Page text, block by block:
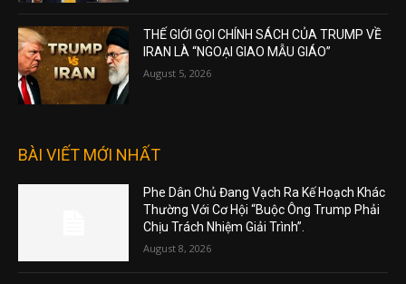
THẾ GIỚI GỌI CHÍNH SÁCH CỦA TRUMP VỀ
IRAN LÀ “NGOẠI GIAO MẪU GIÁO”
August 5, 2026
BÀI VIẾT MỚI NHẤT
Phe Dân Chủ Đang Vạch Ra Kế Hoạch Khác
Thường Với Cơ Hội “Buộc Ông Trump Phải
Chịu Trách Nhiệm Giải Trình”.
August 8, 2026